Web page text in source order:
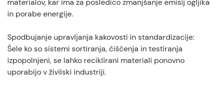
in porabe energije.
Spodbujanje upravljanja kakovosti in standardizacije:
Šele ko so sistemi sortiranja, čiščenja in testiranja
izpopolnjeni, se lahko reciklirani materiali ponovno
uporabijo v živilski industriji.